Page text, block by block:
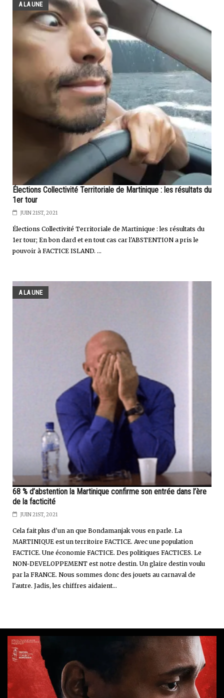
A LA UNE
Élections Collectivité Territoriale de Martinique : les résultats du
1er tour
JUIN 21ST, 2021
Élections Collectivité Territoriale de Martinique : les résultats du
1er tour; En bon dard et en tout cas car l'ABSTENTION a pris le
pouvoir à FACTICE ISLAND. ...
A LA UNE
68 % d’abstention la Martinique confirme son entrée dans l’ère
de la facticité
JUIN 21ST, 2021
Cela fait plus d'un an que Bondamanjak vous en parle. La
MARTINIQUE est un territoire FACTICE. Avec une population
FACTICE. Une économie FACTICE. Des politiques FACTICES. Le
NON-DEVELOPPEMENT est notre destin. Un glaire destin voulu
par la FRANCE. Nous sommes donc des jouets au carnaval de
l'autre. Jadis, les chiffres aidaient...